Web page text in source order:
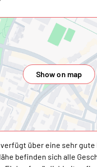
Show on map
über eine sehr
befinden sich alle